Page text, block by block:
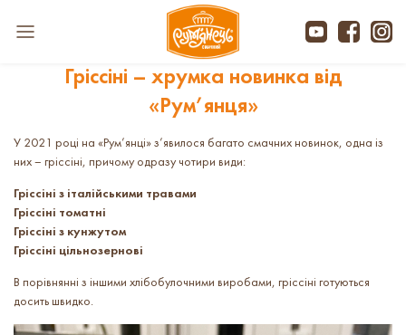
Гріссіні – хрумка новинка від
«Рум’янця»
У 2021 році на «Рум’янці» з’явилося багато смачних новинок, одна із
них – гріссіні, причому одразу чотири види:
Гріссіні з італійськими травами
Гріссіні томатні
Гріссіні з кунжутом
Гріссіні цільнозернові
В порівнянні з іншими хлібобулочними виробами, гріссіні готуються
досить швидко.